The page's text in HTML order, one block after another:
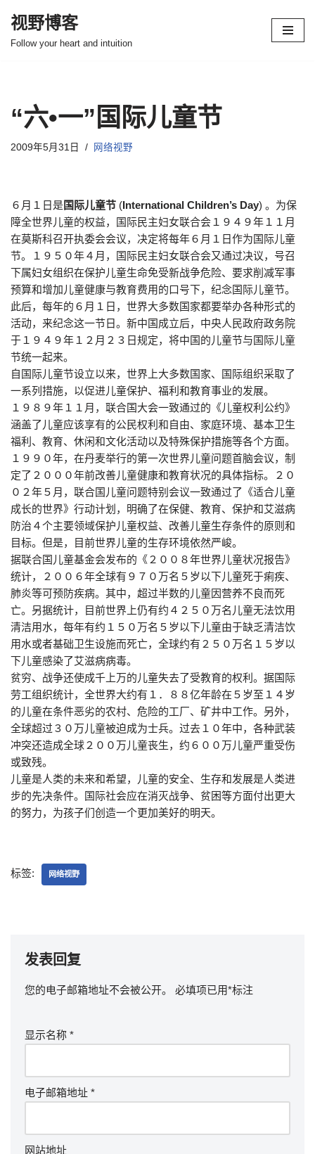
跳
视野博客
Follow your heart and intuition
“六•一”国际儿童节
2009年5月31日 网络视野
６月１日是国际儿童节 (International Children’s Day) 。为保
障全世界儿童的权益，国际民主妇女联合会１９４９年１１月
在莫斯科召开执委会会议，决定将每年６月１日作为国际儿童
节。１９５０年４月，国际民主妇女联合会又通过决议，号召
下属妇女组织在保护儿童生命免受新战争危险、要求削减军事
预算和增加儿童健康与教育费用的口号下，纪念国际儿童节。
此后，每年的６月１日，世界大多数国家都要举办各种形式的
活动，来纪念这一节日。新中国成立后，中央人民政府政务院
于１９４９年１２月２３日规定，将中国的儿童节与国际儿童
节统一起来。
自国际儿童节设立以来，世界上大多数国家、国际组织采取了
一系列措施，以促进儿童保护、福利和教育事业的发展。
１９８９年１１月，联合国大会一致通过的《儿童权利公约》
涵盖了儿童应该享有的公民权利和自由、家庭环境、基本卫生
福利、教育、休闲和文化活动以及特殊保护措施等各个方面。
１９９０年，在丹麦举行的第一次世界儿童问题首脑会议，制
定了２０００年前改善儿童健康和教育状况的具体指标。２０
０２年５月，联合国儿童问题特别会议一致通过了《适合儿童
成长的世界》行动计划，明确了在保健、教育、保护和艾滋病
防治４个主要领域保护儿童权益、改善儿童生存条件的原则和
目标。但是，目前世界儿童的生存环境依然严峻。
据联合国儿童基金会发布的《２００８年世界儿童状况报告》
统计，２００６年全球有９７０万名５岁以下儿童死于痢疾、
肺炎等可预防疾病。其中，超过半数的儿童因营养不良而死
亡。另据统计，目前世界上仍有约４２５０万名儿童无法饮用
清洁用水，每年有约１５０万名５岁以下儿童由于缺乏清洁饮
用水或者基础卫生设施而死亡，全球约有２５０万名１５岁以
下儿童感染了艾滋病病毒。
贫穷、战争还使成千上万的儿童失去了受教育的权利。据国际
劳工组织统计，全世界大约有１．８８亿年龄在５岁至１４岁
的儿童在条件恶劣的农村、危险的工厂、矿井中工作。另外，
全球超过３０万儿童被迫成为士兵。过去１０年中，各种武装
冲突还造成全球２００万儿童丧生，约６００万儿童严重受伤
或致残。
儿童是人类的未来和希望，儿童的安全、生存和发展是人类进
步的先决条件。国际社会应在消灭战争、贫困等方面付出更大
的努力，为孩子们创造一个更加美好的明天。
标签: 网络视野
发表回复
您的电子邮箱地址不会被公开。 必填项已用*标注
显示名称 *
电子邮箱地址 *
网站地址